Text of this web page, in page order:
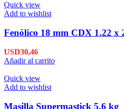
Quick view
Add to wishlist
Fenólico 18 mm CDX 1.22 x
USD30,46
Añadir al carrito
Quick view
Add to wishlist
Masilla Supermastick 5.6 kg